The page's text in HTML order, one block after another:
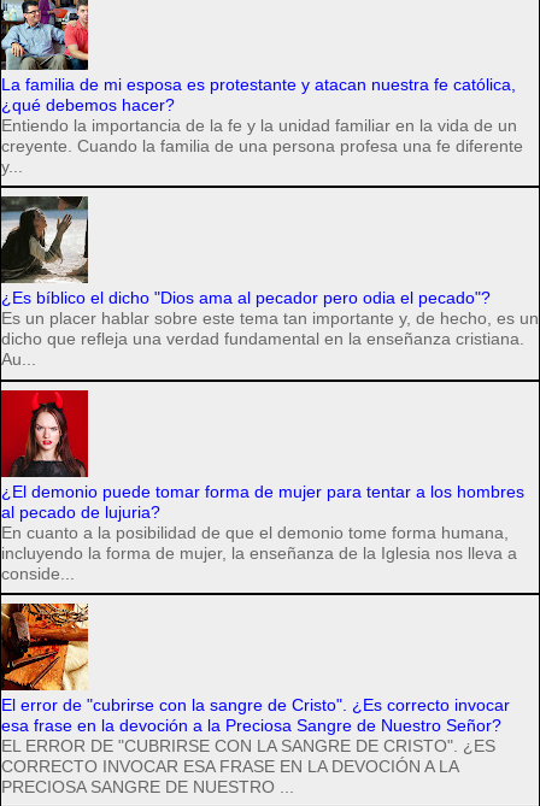
La familia de mi esposa es protestante y atacan nuestra fe católica,
¿qué debemos hacer?
Entiendo la importancia de la fe y la unidad familiar en la vida de un
creyente. Cuando la familia de una persona profesa una fe diferente
y...
¿Es bíblico el dicho "Dios ama al pecador pero odia el pecado"?
Es un placer hablar sobre este tema tan importante y, de hecho, es un
dicho que refleja una verdad fundamental en la enseñanza cristiana.
Au...
¿El demonio puede tomar forma de mujer para tentar a los hombres
al pecado de lujuria?
En cuanto a la posibilidad de que el demonio tome forma humana,
incluyendo la forma de mujer, la enseñanza de la Iglesia nos lleva a
conside...
El error de "cubrirse con la sangre de Cristo". ¿Es correcto invocar
esa frase en la devoción a la Preciosa Sangre de Nuestro Señor?
EL ERROR DE "CUBRIRSE CON LA SANGRE DE CRISTO". ¿ES
CORRECTO INVOCAR ESA FRASE EN LA DEVOCIÓN A LA
PRECIOSA SANGRE DE NUESTRO ...